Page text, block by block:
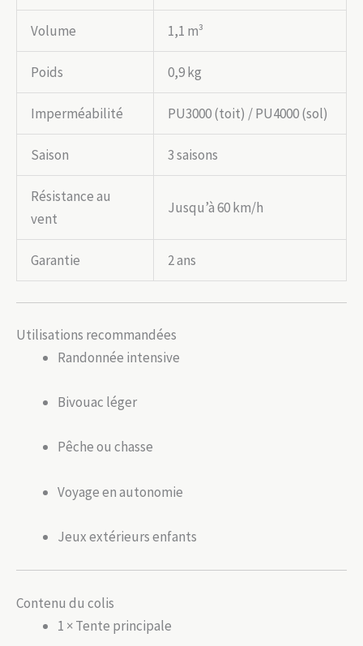
Volume 1,1 m³
Poids 0,9 kg
Imperméabilité PU3000 (toit) / PU4000 (sol)
Saison 3 saisons
Résistance au
vent
Jusqu’à 60 km/h
Garantie 2 ans
Utilisations recommandées
Randonnée intensive
Bivouac léger
Pêche ou chasse
Voyage en autonomie
Jeux extérieurs enfants
Contenu du colis
1 × Tente principale